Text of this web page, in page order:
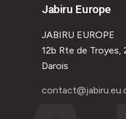
Jabiru Europe
JABIRU EUROPE
12b Rte de Troyes,
Darois